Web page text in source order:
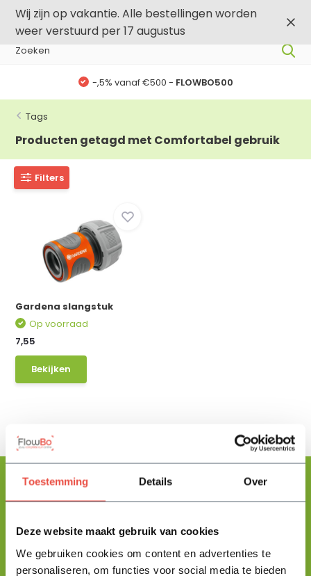
Toestemming Details Over
Deze website maakt gebruik van cookies
We gebruiken cookies om content en advertenties te
personaliseren, om functies voor social media te bieden
Wij zijn op vakantie. Alle bestellingen worden
weer verstuurd per 17 augustus
-,5% vanaf €500 - FLOWBO500
Tags
Producten getagd met Comfortabel gebruik
Filters
Gardena slangstuk
Op voorraad
7,55
Bekijken
met zoeken!